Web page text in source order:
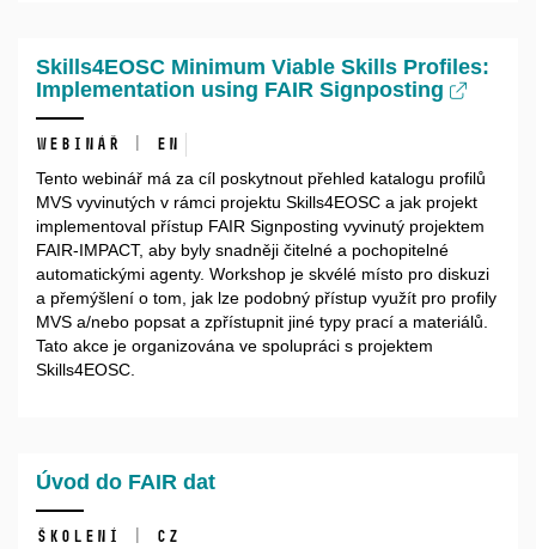
Skills4EOSC Minimum Viable Skills Profiles:
Implementation using FAIR Signposting
Webinář | EN
Tento webinář má za cíl poskytnout přehled katalogu profilů
MVS vyvinutých v rámci projektu Skills4EOSC a jak projekt
implementoval přístup FAIR Signposting vyvinutý projektem
FAIR-IMPACT, aby byly snadněji čitelné a pochopitelné
automatickými agenty. Workshop je skvélé místo pro diskuzi
a přemýšlení o tom, jak lze podobný přístup využít pro profily
MVS a/nebo popsat a zpřístupnit jiné typy prací a materiálů.
Tato akce je organizována ve spolupráci s projektem
Skills4EOSC.
Úvod do FAIR dat
Školení | CZ